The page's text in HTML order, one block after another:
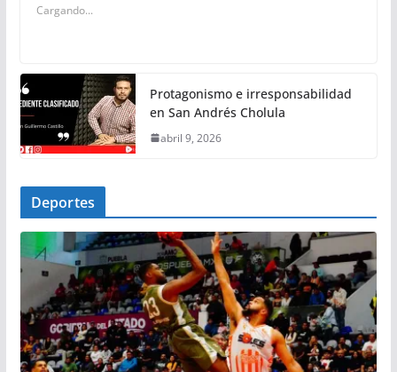
Cargando...
Protagonismo e irresponsabilidad
en San Andrés Cholula
abril 9, 2026
Deportes